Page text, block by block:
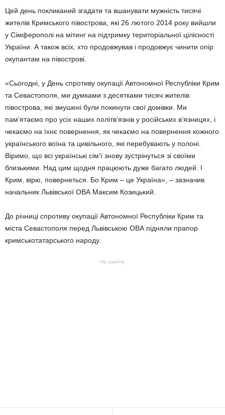
Цей день покликаний згадати та вшанувати мужність тисячі
жителів Кримського півострова, які 26 лютого 2014 року вийшли
у Сімферополі на мітинг на підтримку територіальної цілісності
України. А також всіх, хто продовжував і продовжує чинити опір
окупантам на півострові.
«Сьогодні, у День спротиву окупації Автономної Республіки Крим
та Севастополя, ми думками з десятками тисяч жителів
півострова, які змушені були покинути свої домівки. Ми
пам’ятаємо про усіх наших політв’язнів у poсiйських в’язницях, і
чекаємо на їхнє повернення, як чекаємо на повернення кожного
українського воїна та цивільного, які перебувають у полоні.
Віримо, що всі українські сім’ї знову зустрінуться зі своїми
близькими. Над цим щодня працюють дуже багато людей. І
Крим, вірю, повернеться. Бо Крим – це Україна», – зазначив
начальник Львівської ОВА Максим Козицький.
До річниці спротиву окупації Автономної Республіки Крим та
міста Севастополя перед Львівською ОВА підняли прапор
кримськотатарського народу.
На замітку